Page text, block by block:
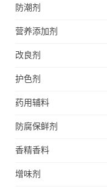
防潮剂
营养添加剂
改良剂
护色剂
药用辅料
防腐保鲜剂
香精香料
增味剂